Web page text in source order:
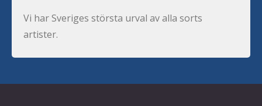
Vi har Sveriges största urval av alla sorts
artister.